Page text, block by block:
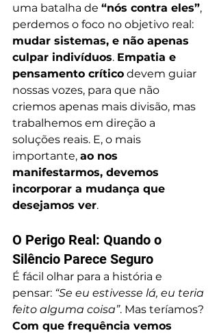
uma batalha de “nós contra eles”,
perdemos o foco no objetivo real:
mudar sistemas, e não apenas
culpar indivíduos. Empatia e
pensamento crítico devem guiar
nossas vozes, para que não
criemos apenas mais divisão, mas
trabalhemos em direção a
soluções reais. E, o mais
importante, ao nos
manifestarmos, devemos
incorporar a mudança que
desejamos ver.
O Perigo Real: Quando o
Silêncio Parece Seguro
É fácil olhar para a história e
pensar: “Se eu estivesse lá, eu teria
feito alguma coisa”. Mas teríamos?
Com que frequência vemos